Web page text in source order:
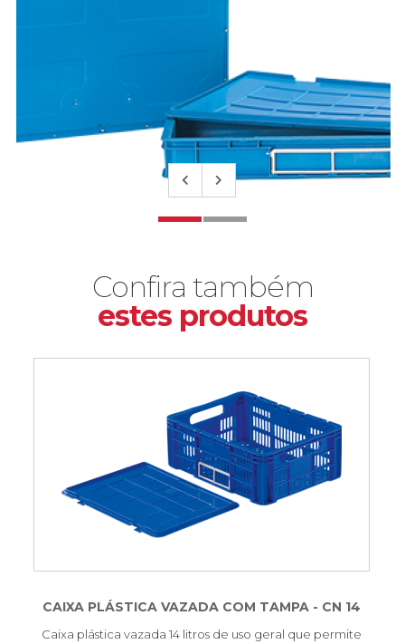
Confira também
estes produtos
CAIXA PLÁSTICA VAZADA COM TAMPA - CN 14
Caixa plástica vazada 14 litros de uso geral que permite